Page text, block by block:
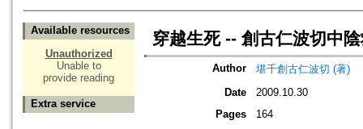
Available resources
Unauthorized
Unable to
provide reading
Extra service
穿越生死 -- 創古仁波切中
Author
堪千創古仁波切 (著)
Date
2009.10.30
Pages
164